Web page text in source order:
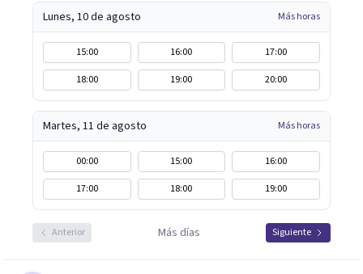
internos, fortalecer sus recursos personales, desarrollar
nuevas estrategias de afrontamiento y avanzar con
mayor claridad, resiliencia y bienestar. Creo
profundamente en la autoconciencia como un camino
fundamental para la transformación personal y para
construir una vida más auténtica y significativa.
Lunes, 10 de agosto Más horas
15:00 16:00
17:00
18:00
19:00 20:00
Martes, 11 de agosto Más horas
00:00 15:00
16:00
17:00
18:00 19:00
Anterior Más días Siguiente